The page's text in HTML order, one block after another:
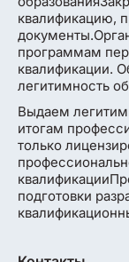
квалификацию,
программам
квалификации.
легитимность
Выдаем
итогам
только
подготовки